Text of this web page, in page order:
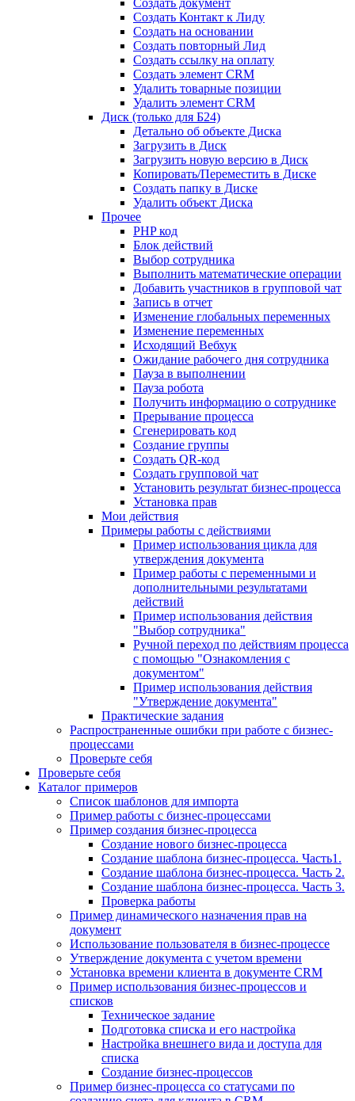
Создать документ
Создать Контакт к Лиду
Создать на основании
Создать повторный Лид
Создать ссылку на оплату
Создать элемент CRM
Удалить товарные позиции
Удалить элемент CRM
Диск (только для Б24)
Детально об объекте Диска
Загрузить в Диск
Загрузить новую версию в Диск
Копировать/Переместить в Диске
Создать папку в Диске
Удалить объект Диска
Прочее
PHP код
Блок действий
Выбор сотрудника
Выполнить математические операции
Добавить участников в групповой чат
Запись в отчет
Изменение глобальных переменных
Изменение переменных
Исходящий Вебхук
Ожидание рабочего дня сотрудника
Пауза в выполнении
Пауза робота
Получить информацию о сотруднике
Прерывание процесса
Сгенерировать код
Создание группы
Создать QR-код
Создать групповой чат
Установить результат бизнес-процесса
Установка прав
Мои действия
Примеры работы с действиями
Пример использования цикла для
утверждения документа
Пример работы с переменными и
дополнительными результатами
действий
Пример использования действия
"Выбор сотрудника"
Ручной переход по действиям процесса
с помощью "Ознакомления с
документом"
Пример использования действия
"Утверждение документа"
Практические задания
Распространенные ошибки при работе с бизнес-
процессами
Проверьте себя
Проверьте себя
Каталог примеров
Список шаблонов для импорта
Пример работы с бизнес-процессами
Пример создания бизнес-процесса
Создание нового бизнес-процесса
Создание шаблона бизнес-процесса. Часть1.
Создание шаблона бизнес-процесса. Часть 2.
Создание шаблона бизнес-процесса. Часть 3.
Проверка работы
Пример динамического назначения прав на
документ
Использование пользователя в бизнес-процессе
Утверждение документа с учетом времени
Установка времени клиента в документе CRM
Пример использования бизнес-процессов и
списков
Техническое задание
Подготовка списка и его настройка
Настройка внешнего вида и доступа для
списка
Создание бизнес-процессов
Пример бизнес-процесса со статусами по